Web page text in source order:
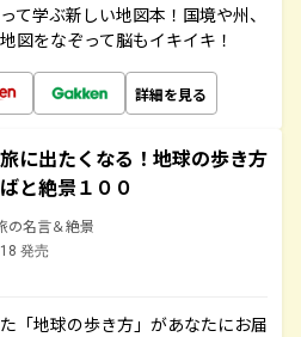
て学ぶ新しい地図本！国境や州、
図をなぞって脳もイキイキ！
詳細を見る
に出たくなる！地球の歩き方
と絶景１００
の名言＆絶景
発売
「地球の歩き方」があなたにお届